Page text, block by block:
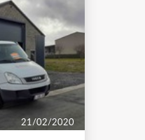
en
21/02/2020